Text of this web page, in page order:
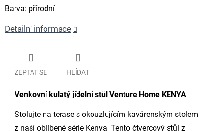
Barva: přírodní
Detailní informace
ZEPTAT SE HLÍDAT
Venkovní kulatý jídelní stůl Venture Home KENYA
Stolujte na terase s okouzlujícím kavárenským stolem
z naší oblíbené série Kenya! Tento čtvercový stůl z